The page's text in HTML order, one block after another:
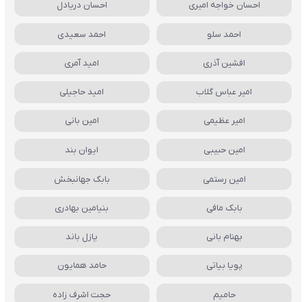
احسان خواجه امیری احسان دریادل
احمد سلو احمد سعیدی
افشین آذری امید آمری
امیر عباس گلاب امید حاجیلی
امیر عظیمی امین بانی
امین حبیبی ایوان بند
امین رستمی بابک جهانبخش
بابک مافی بنیامین بهادری
بهنام بانی پازل باند
پویا بیاتی حامد همایون
حامیم حجت اشرف زاده